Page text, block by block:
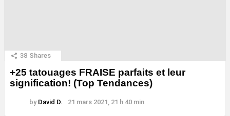
38 Shares
+25 tatouages ​​FRAISE parfaits et leur
signification! (Top Tendances)
by David D. 21 mars 2021, 21 h 40 min